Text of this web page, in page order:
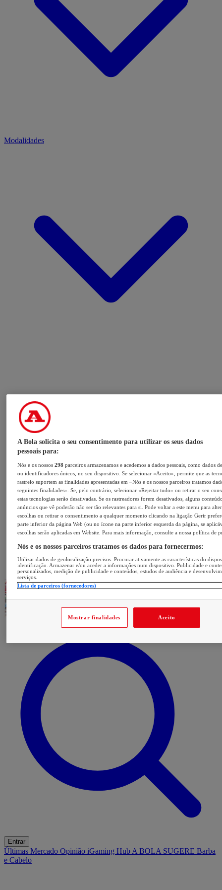
Modalidades
Entrar
Últimas Mercado Opinião iGaming Hub A BOLA SUGERE Barba
e Cabelo
A Bola solicita o seu consentimento para utilizar os seus dados
pessoais para:
Nós e os nossos298 parceiros armazenamos e acedemos a dados pessoais, como dados
ou identificadores únicos, no seu dispositivo. Se selecionar «Aceito», permite que as
rastreio suportem as finalidades apresentadas em «Nós e os nossos parceiros tratamos
seguintes finalidades». Se, pelo contrário, selecionar «Rejeitar tudo» ou retirar o seu
estas tecnologias serão desativadas. Se os rastreadores forem desativados, alguns
anúncios que vê poderão não ser tão relevantes para si. Pode voltar a este menu para
escolhas ou retirar o consentimento a qualquer momento clicando na ligação Gerir
parte inferior da página Web (ou no ícone na parte inferior esquerda da página, se
escolhas serão aplicadas em Website. Para mais informação, consulte a nossa política de
Nós e os nossos parceiros tratamos os dados para fornecermos:
Utilizar dados de geolocalização precisos. Procurar ativamente as características do
identificação. Armazenar e/ou aceder a informações num dispositivo. Publicidade e
personalizados, medição de publicidade e conteúdos, estudos de audiência e
serviços.
Lista de parceiros (fornecedores)
Mostrar finalidades Aceito